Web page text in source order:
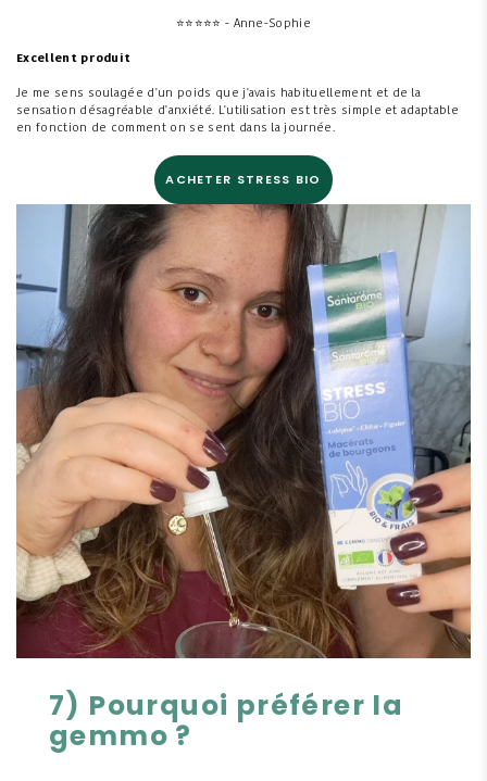
⭐⭐ ⭐⭐⭐ - Anne-Sophie
Excellent produit
Je me sens soulagée d'un poids que j'avais habituellement et de la
sensation désagréable d'anxiété. L'utilisation est très simple et adaptable
en fonction de comment on se sent dans la journée.
ACHETER STRESS BIO
7) Pourquoi préférer la
gemmo ?